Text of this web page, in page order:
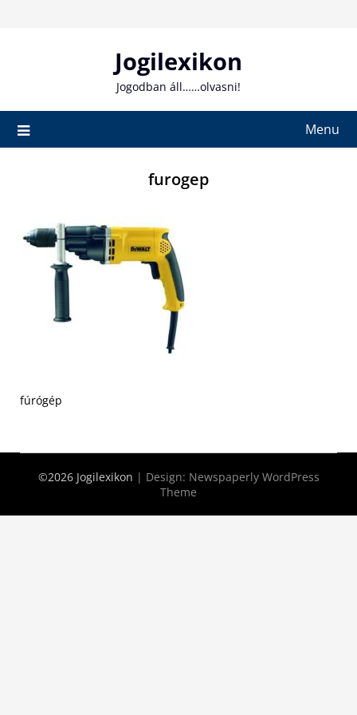
Jogilexikon
Jogodban áll……olvasni!
Menu
furogep
fúrógép
©2026 Jogilexikon | Design: Newspaperly WordPress
Theme